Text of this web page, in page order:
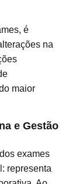
é
na
maior
e Gestão
exames
representa